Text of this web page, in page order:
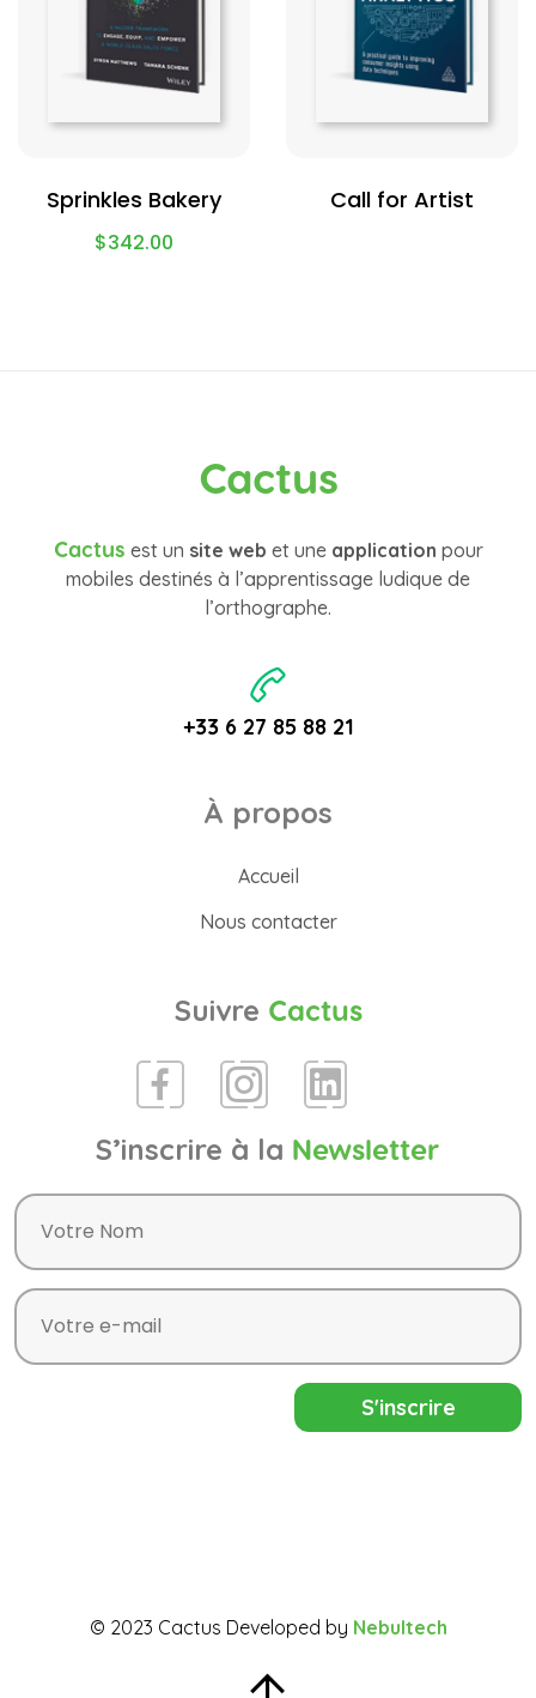
Sprinkles Bakery
$342.00
Call for Artist
Cactus
Cactus est un site web et une application pour
mobiles destinés à l’apprentissage ludique de
l’orthographe.
+33 6 27 85 88 21
À propos
Accueil
Nous contacter
Suivre Cactus
S’inscrire à la Newsletter
© 2023 Cactus Developed by Nebultech